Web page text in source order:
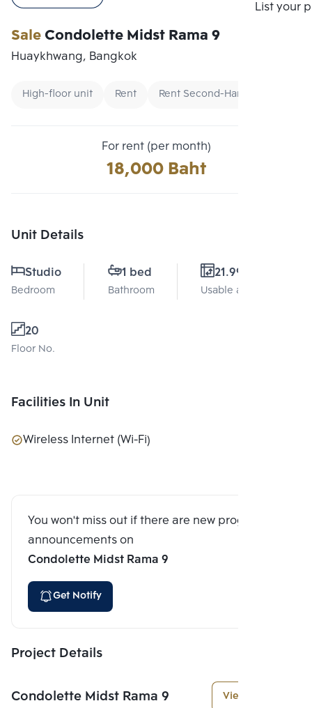
List your
SaleCondolette Midst Rama 9
Huaykhwang, Bangkok
High-floor unit Rent Rent Second-Hand Condos
For rent (per month)
18,000 Baht
Unit Details
Studio
Bedroom
1 bed
Bathroom
21.99 Sq.m.
Usable area
20
Floor No.
Facilities In Unit
Wireless Internet (Wi-Fi)
You won't miss out if there are new program
announcements on
Condolette Midst Rama 9
Get Notify
Project Details
Condolette Midst Rama 9 View More